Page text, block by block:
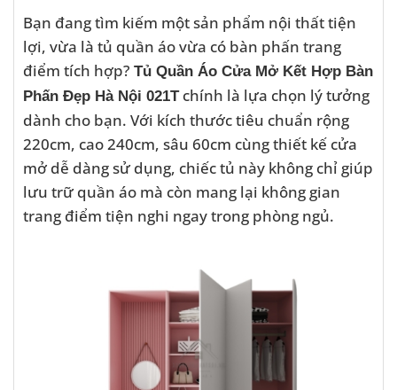
Bạn đang tìm kiếm một sản phẩm nội thất tiện
lợi, vừa là tủ quần áo vừa có bàn phấn trang
điểm tích hợp? Tủ Quần Áo Cửa Mở Kết Hợp Bàn
Phấn Đẹp Hà Nội 021Tchính là lựa chọn lý tưởng
dành cho bạn. Với kích thước tiêu chuẩn rộng
220cm, cao 240cm, sâu 60cm cùng thiết kế cửa
mở dễ dàng sử dụng, chiếc tủ này không chỉ giúp
lưu trữ quần áo mà còn mang lại không gian
trang điểm tiện nghi ngay trong phòng ngủ.